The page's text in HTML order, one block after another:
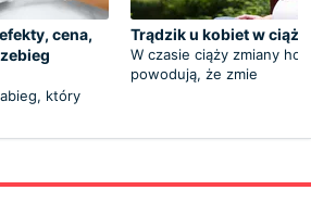
cena,
który
Trądzik u kobiet w ciąży
W czasie ciąży zmiany
powodują, że zmie